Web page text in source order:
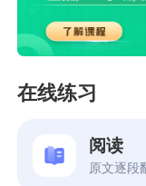
在线练习
阅读
原文逐段